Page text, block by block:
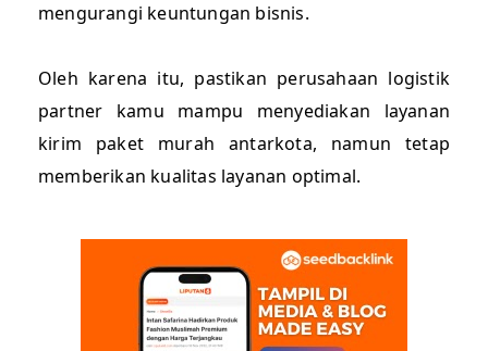
mengurangi keuntungan bisnis.
Oleh karena itu, pastikan perusahaan logistik
partner kamu mampu menyediakan layanan
kirim paket murah antarkota, namun tetap
memberikan kualitas layanan optimal.